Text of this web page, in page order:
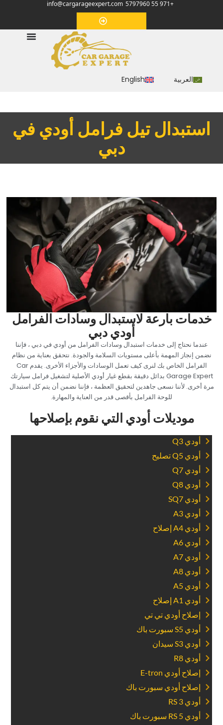
+971 55 5797960
info@cargarageexpert.com
‏موعد‏
العربية English
استبدال تيل فرامل أودي في
دبي
‏موديلات أودي التي نقوم بإصلاحها‏
‏أودي Q3‏
‏أودي Q5 تصليح‏
‏أودي Q7‏
‏أودي Q8‏
‏أودي SQ7‏
‏أودي A3‏
‏أودي A4 إصلاح‏
‏أودي A6‏
‏أودي A7‏
‏أودي A8‏
‏أودي A5‏
‏أودي A1 إصلاح‏
‏إصلاح أودي تي تي‏
‏أودي S5 سبورت باك‏
‏أودي S3 سيدان‏
‏أودي R8‏
‏إصلاح أودي E-tron‏
‏إصلاح أودي سبورت باك‏
‏أودي RS 3‏
‏أودي RS 5 سبورت باك‏
‏خدمات بارعة لاستبدال وسادات الفرامل
أودي دبي‏
‏عندما نحتاج إلى خدمات استبدال وسادات الفرامل من أودي في دبي ، فإننا
نضمن إنجاز المهمة بأعلى مستويات السلامة والجودة. نتحقق بعناية من نظام
الفرامل الخاص بك لنرى كيف تعمل الوسادات والأجزاء الأخرى. يقدم Car
Garage Expert بدائل دقيقة بقطع غيار أودي الأصلية لتشغيل فرامل سيارتك
مرة أخرى. لأننا نسعى جاهدين لتحقيق العظمة ، فإننا نضمن أن يتم كل استبدال
للوحة الفرامل بأقصى قدر من العناية والمهارة.‏